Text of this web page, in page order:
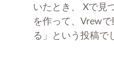
いたとき、 Xで見
を作って、Vrew
る」という投稿で